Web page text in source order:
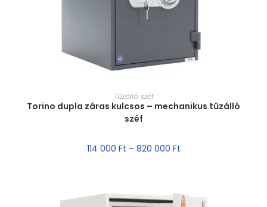
MÉRET VÁLASZTÁSA
Tűzálló széf
Torino dupla záras kulcsos – mechanikus tűzálló
széf
114 000 Ft – 820 000 Ft